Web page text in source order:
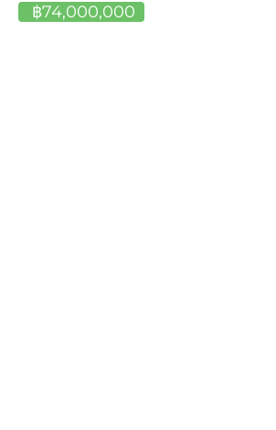
฿74,000,000